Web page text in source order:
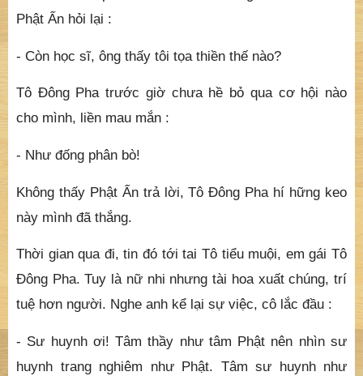
Phật Ấn hỏi lại :
- Còn học sĩ, ông thấy tôi tọa thiền thế nào?
Tô Đông Pha trước giờ chưa hề bỏ qua cơ hội nào
cho mình, liền mau mắn :
- Như đống phân bò!
Không thấy Phật Ấn trả lời, Tô Đông Pha hí hững keo
này mình đã thắng.
Thời gian qua đi, tin đó tới tai Tô tiểu muội, em gái Tô
Đông Pha. Tuy là nữ nhi nhưng tài hoa xuất chúng, trí
tuệ hơn người. Nghe anh kể lại sự việc, cô lắc đầu :
- Sư huynh ơi! Tâm thầy như tâm Phật nên nhìn sư
huynh trang nghiêm như Phật. Tâm sư huynh như